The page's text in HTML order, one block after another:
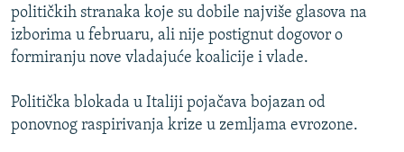
političkih stranaka koje su dobile najviše glasova na
izborima u februaru, ali nije postignut dogovor o
formiranju nove vladajuće koalicije i vlade.
Politička blokada u Italiji pojačava bojazan od
ponovnog raspirivanja krize u zemljama evrozone.